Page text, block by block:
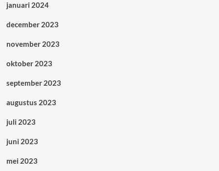
januari 2024
december 2023
november 2023
oktober 2023
september 2023
augustus 2023
juli 2023
juni 2023
mei 2023